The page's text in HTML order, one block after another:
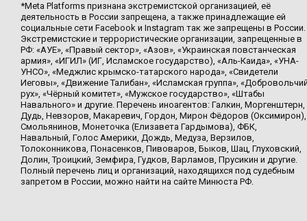
*Meta Platforms признана экстремистской организацией, её
деятельность в России запрещена, а также принадлежащие ей
социальные сети Facebook и Instagram так же запрещены в России.
Экстремистские и террористические организации, запрещенные в
РФ: «АУЕ», «Правый сектор», «Азов», «Украинская повстанческая
армия», «ИГИЛ» (ИГ, Исламское государство), «Аль-Каида», «УНА-
УНСО», «Меджлис крымско-татарского народа», «Свидетели
Иеговы», «Движение Талибан», «Исламская группа»,
рух», «Чёрный комитет», «Мужское государство», «Штабы
Навального» и другие. Перечень иноагентов: Галкин, Моргенштерн,
Дудь, Невзоров, Макаревич, Гордон, Мирон Фёдоров (Оксимирон),
Смольянинов, Монеточка (Елизавета Гардымова), ФБК,
Навальный, Голос Америки, Дождь, Медуза, Верзилов,
Толоконникова, Понасенков, Пивоваров, Быков, Шац, Глуховский,
Долин, Троицкий, Земфира, Гудков, Варламов, Прусикин и другие.
Полный перечень лиц и организаций, находящихся под судебным
запретом в России, можно найти на сайте Минюста РФ.